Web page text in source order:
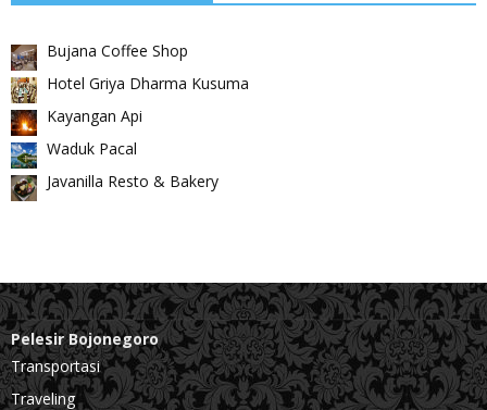
Bujana Coffee Shop
Hotel Griya Dharma Kusuma
Kayangan Api
Waduk Pacal
Javanilla Resto & Bakery
Pelesir Bojonegoro
Transportasi
Traveling